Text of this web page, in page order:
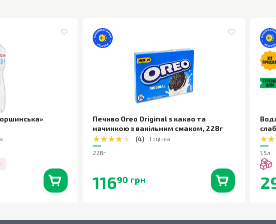
Печиво Oreo Original з какао та
начинкою з ванільним смаком, 228г
(4) 1 оцінка
228г
11690 грн
1,5л